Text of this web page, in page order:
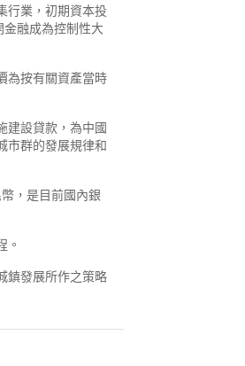
行業，初期資本投
金融成為控制性大
為按有關資產當時
建設貸款，為中國
市群的發展規律和
，是目前國內銀
。
鎮發展所作之策略